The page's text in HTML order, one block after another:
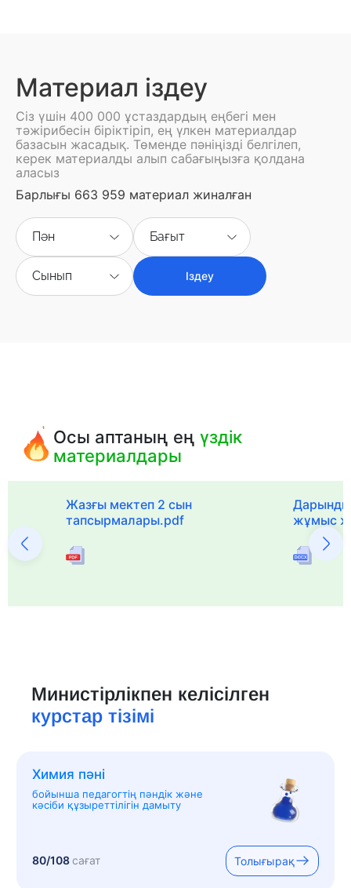
Материал іздеу
Сіз үшін 400 000 ұстаздардың еңбегі мен
тәжірибесін біріктіріп, ең үлкен материалдар
базасын жасадық. Төменде пәніңізді белгілеп,
керек материалды алып сабағыңызға қолдана
аласыз
Барлығы 663 959 материал жиналған
Пән Бағыт
Сынып Іздеу
Осы аптаның еңүздік
материалдары
Жазғы мектеп 2 сын
тапсырмалары.pdf
жұмыс
Министірлікпен келісілген
курстар тізімі
Химия пәні
бойынша педагогтің пәндік және
кәсіби құзыреттілігін дамыту
80/108сағат Толығырақ